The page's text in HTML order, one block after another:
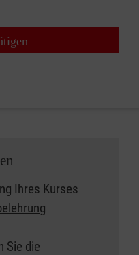
Ihres Kurses
Sie die